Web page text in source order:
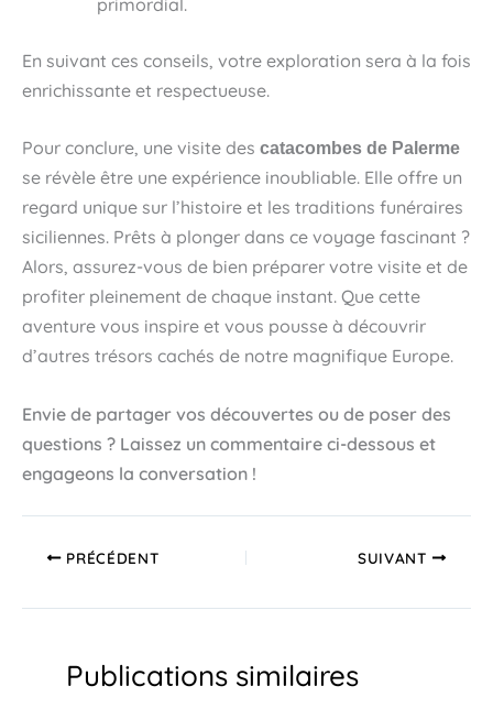
En suivant ces conseils, votre exploration sera à la fois
enrichissante et respectueuse.
Pour conclure, une visite des catacombes de Palerme
se révèle être une expérience inoubliable. Elle offre un
regard unique sur l’histoire et les traditions funéraires
siciliennes. Prêts à plonger dans ce voyage fascinant ?
Alors, assurez-vous de bien préparer votre visite et de
profiter pleinement de chaque instant. Que cette
aventure vous inspire et vous pousse à découvrir
d’autres trésors cachés de notre magnifique Europe.
Envie de partager vos découvertes ou de poser des
questions ? Laissez un commentaire ci-dessous et
engageons la conversation !
PRÉCÉDENT SUIVANT
Publications similaires